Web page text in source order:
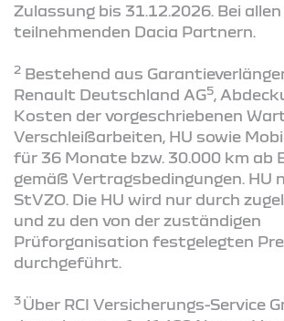
Zulassung bis 31.12.2026. Bei allen
teilnehmenden Dacia Partnern.
2 Bestehend aus
Renault Deutschland AG5,
Kosten der vorgeschriebenen
Verschleißarbeiten, HU sowie
für 36 Monate bzw. 30.000 km ab
gemäß Vertragsbedingungen. HU
StVZO. Die HU wird nur durch
und zu den von der zuständigen
Prüforganisation festgelegten
durchgeführt.
3 Über RCI Versicherungs-Service